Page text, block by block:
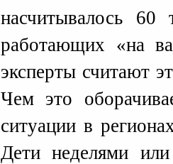
насчитывалось 60
работающих «на
эксперты считают
Чем это
ситуации в
Дети неделями